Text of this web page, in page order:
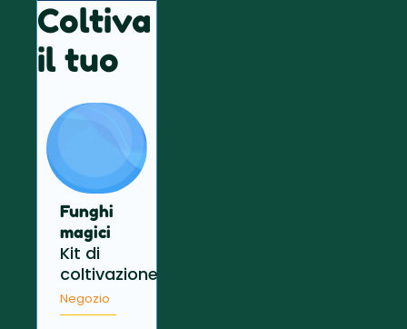
Coltiva
il tuo
Funghi
magici
Kit di
coltivazione
Negozio